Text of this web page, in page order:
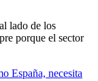
lado de los
porque el sector
España, necesita